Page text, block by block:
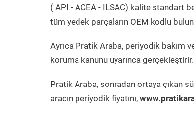
( API - ACEA - ILSAC) kalite standart
tüm yedek parçaların OEM kodlu
Ayrıca Pratik Araba, periyodik bakım
koruma kanunu uyarınca gerçekleştirir.
Pratik Araba, sonradan ortaya çıkan
aracın periyodik fiyatını,